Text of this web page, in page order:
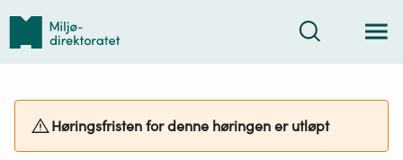
Tilbake
forsiden
Søk
Høringsfristen for denne høringen er utløpt